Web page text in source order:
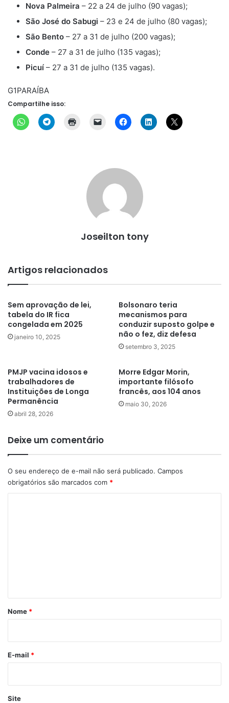
Nova Palmeira – 22 a 24 de julho (90 vagas);
São José do Sabugi – 23 e 24 de julho (80 vagas);
São Bento – 27 a 31 de julho (200 vagas);
Conde – 27 a 31 de julho (135 vagas);
Picuí – 27 a 31 de julho (135 vagas).
G1PARAÍBA
Compartilhe isso:
Joseilton tony
Artigos relacionados
Sem aprovação de lei,
tabela do IR fica
congelada em 2025
janeiro 10, 2025
Bolsonaro teria
mecanismos para
conduzir suposto golpe e
não o fez, diz defesa
setembro 3, 2025
PMJP vacina idosos e
trabalhadores de
Instituições de Longa
Permanência
abril 28, 2026
Morre Edgar Morin,
importante filósofo
francês, aos 104 anos
maio 30, 2026
Deixe um comentário
O seu endereço de e-mail não será publicado. Campos
obrigatórios são marcados com *
r
*
Nome *
E-mail *
Site